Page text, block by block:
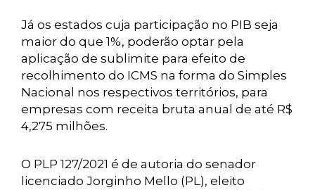
Já os estados cuja participação no PIB seja
maior do que 1%, poderão optar pela
aplicação de sublimite para efeito de
recolhimento do ICMS na forma do Simples
Nacional nos respectivos territórios, para
empresas com receita bruta anual de até R$
4,275 milhões.
O PLP 127/2021 é de autoria do senador
licenciado Jorginho Mello (PL), eleito